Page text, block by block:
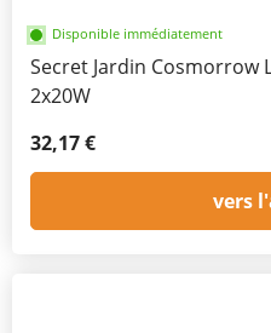
Disponible immédiatement
Secret Jardin Cosmorrow
2x20W
32,17 €
vers